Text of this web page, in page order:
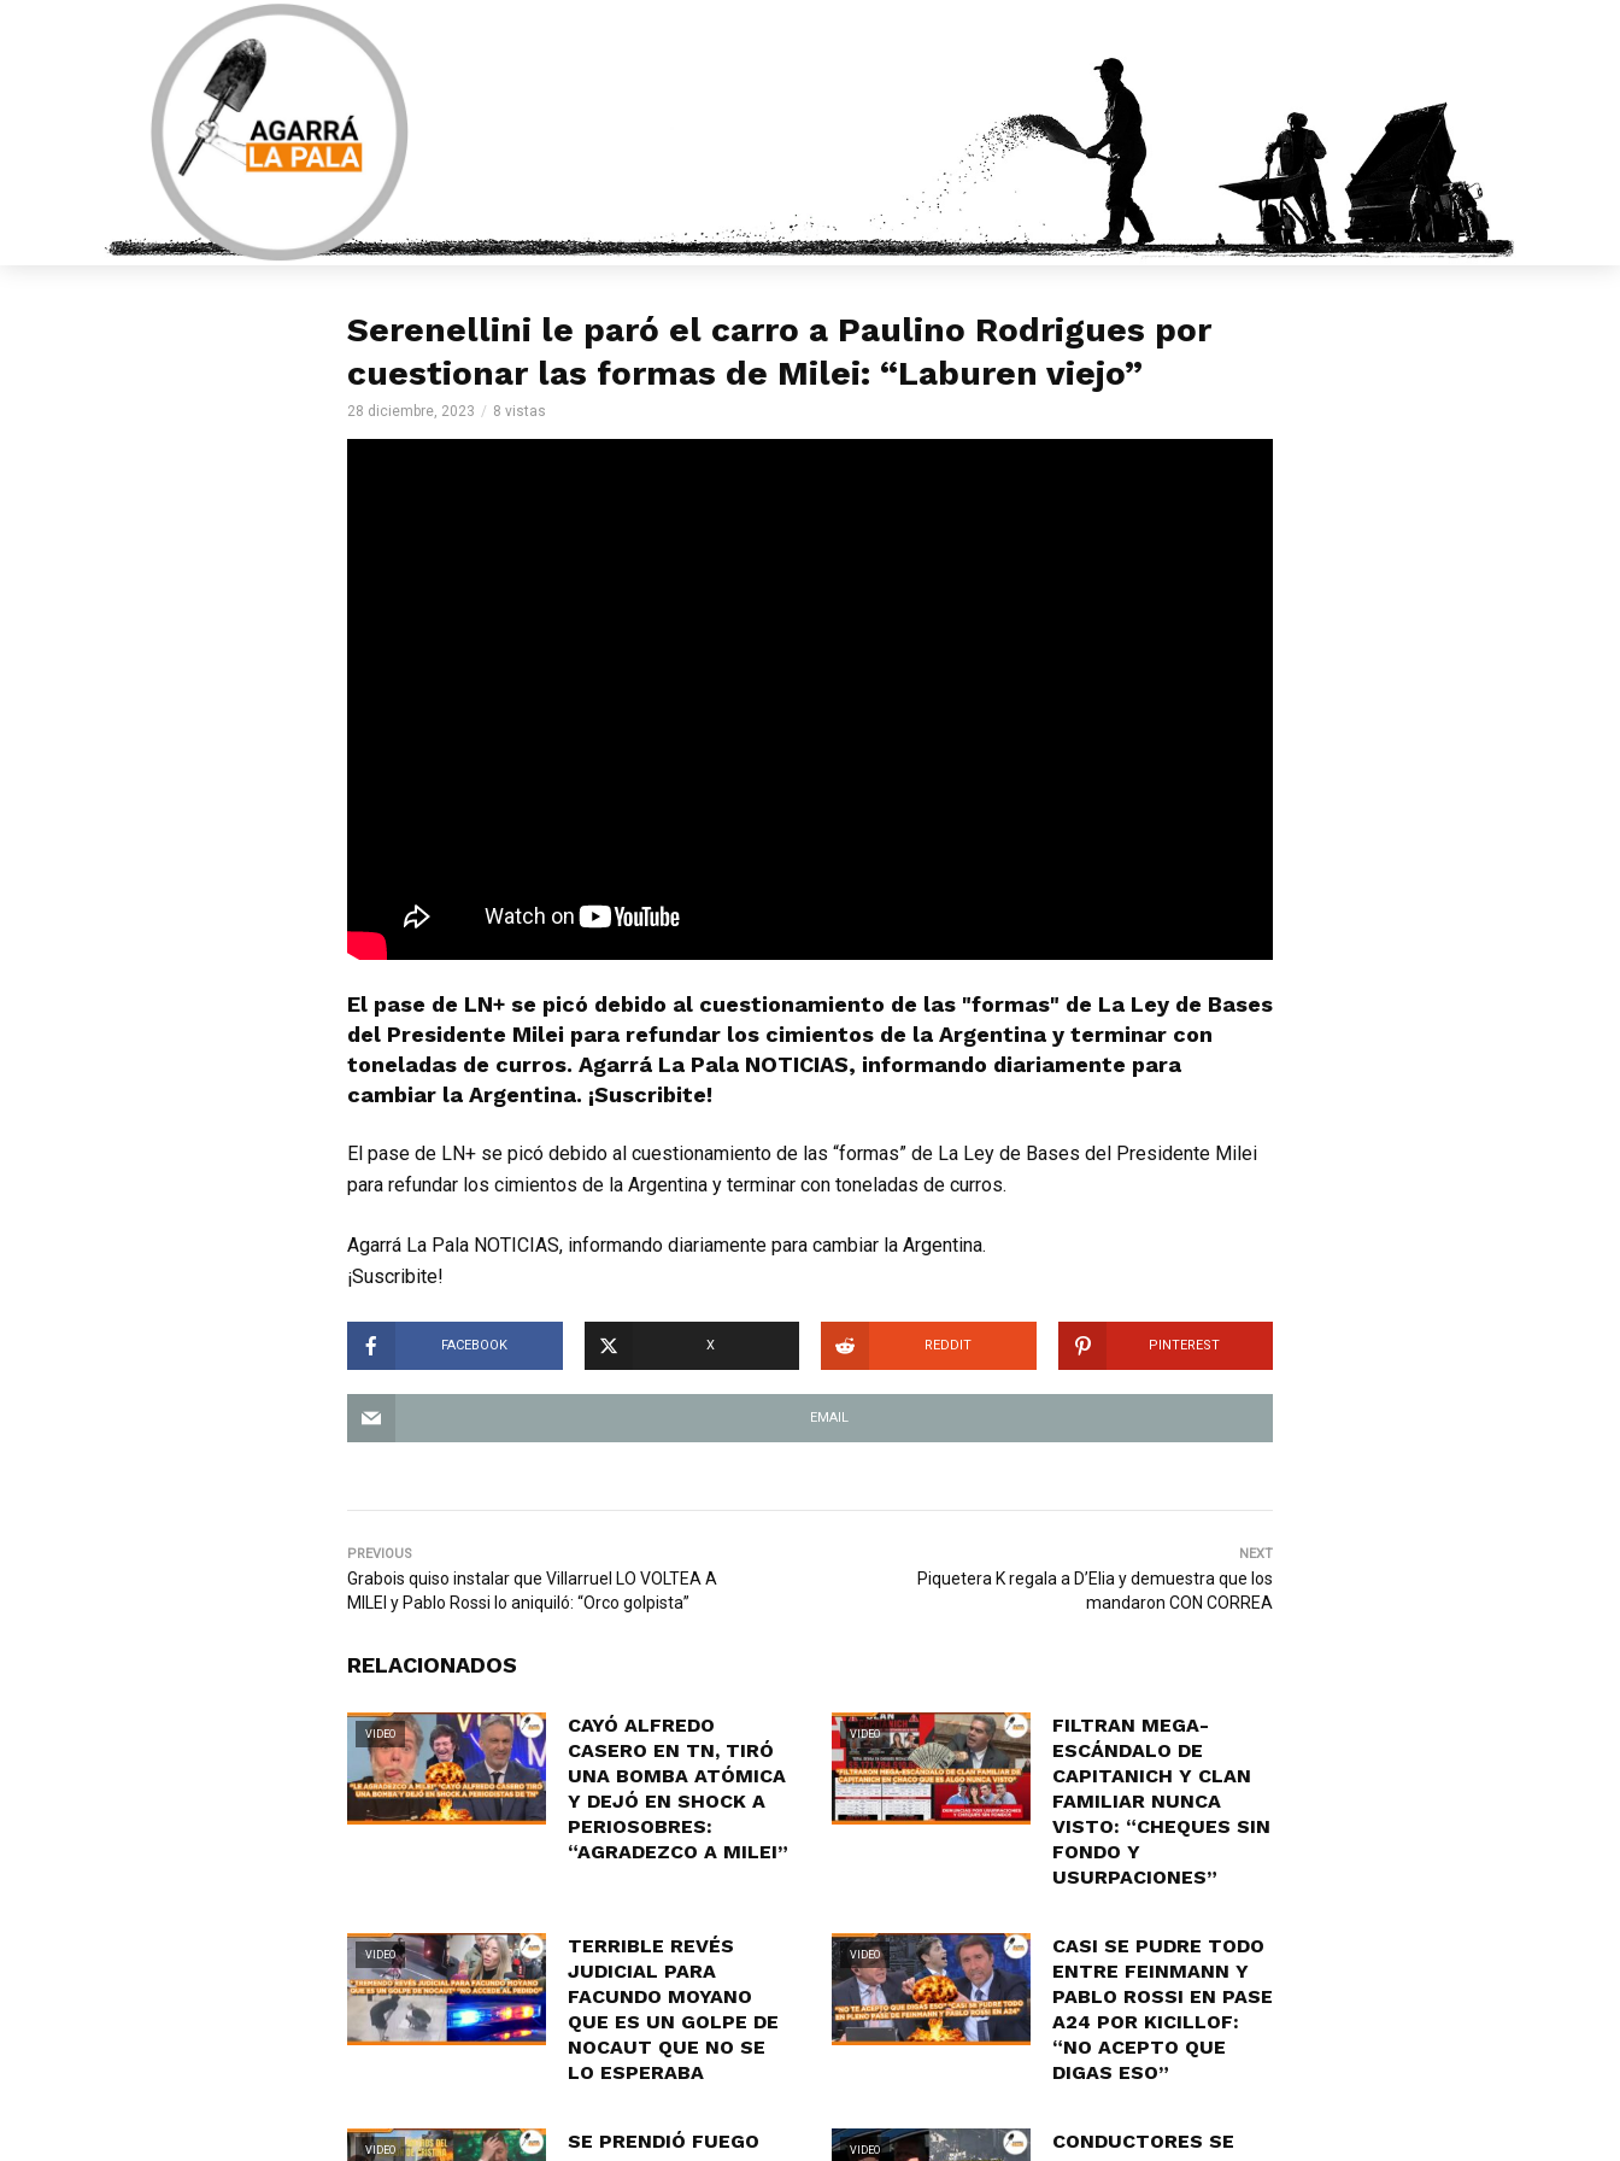
Serenellini le paró el carro a Paulino Rodrigues por
cuestionar las formas de Milei: “Laburen viejo”
28 diciembre, 2023 8 vistas
El pase de LN+ se picó debido al cuestionamiento de las "formas" de La Ley de Bases
del Presidente Milei para refundar los cimientos de la Argentina y terminar con
toneladas de curros. Agarrá La Pala NOTICIAS, informando diariamente para
cambiar la Argentina. ¡Suscribite!
El pase de LN+ se picó debido al cuestionamiento de las “formas” de La Ley de Bases del Presidente Milei
para refundar los cimientos de la Argentina y terminar con toneladas de curros.
Agarrá La Pala NOTICIAS, informando diariamente para cambiar la Argentina.
¡Suscribite!
FACEBOOK X REDDIT PINTEREST
EMAIL
PREVIOUS
Grabois quiso instalar que Villarruel LO VOLTEA A
MILEI y Pablo Rossi lo aniquiló: “Orco golpista”
NEXT
Piquetera K regala a D’Elia y demuestra que los
mandaron CON CORREA
RELACIONADOS
VIDEO
CAYÓ ALFREDO
CASERO EN TN, TIRÓ
UNA BOMBA ATÓMICA
Y DEJÓ EN SHOCK A
PERIOSOBRES:
“AGRADEZCO A MILEI”
VIDEO
FILTRAN MEGA-
ESCÁNDALO DE
CAPITANICH Y CLAN
FAMILIAR NUNCA
VISTO: “CHEQUES SIN
FONDO Y
USURPACIONES”
VIDEO
TERRIBLE REVÉS
JUDICIAL PARA
FACUNDO MOYANO
QUE ES UN GOLPE DE
NOCAUT QUE NO SE
LO ESPERABA
VIDEO
CASI SE PUDRE TODO
ENTRE FEINMANN Y
PABLO ROSSI EN PASE
A24 POR KICILLOF:
“NO ACEPTO QUE
DIGAS ESO”
VIDEO
SE PRENDIÓ FUEGO
VIDEO
CONDUCTORES SE